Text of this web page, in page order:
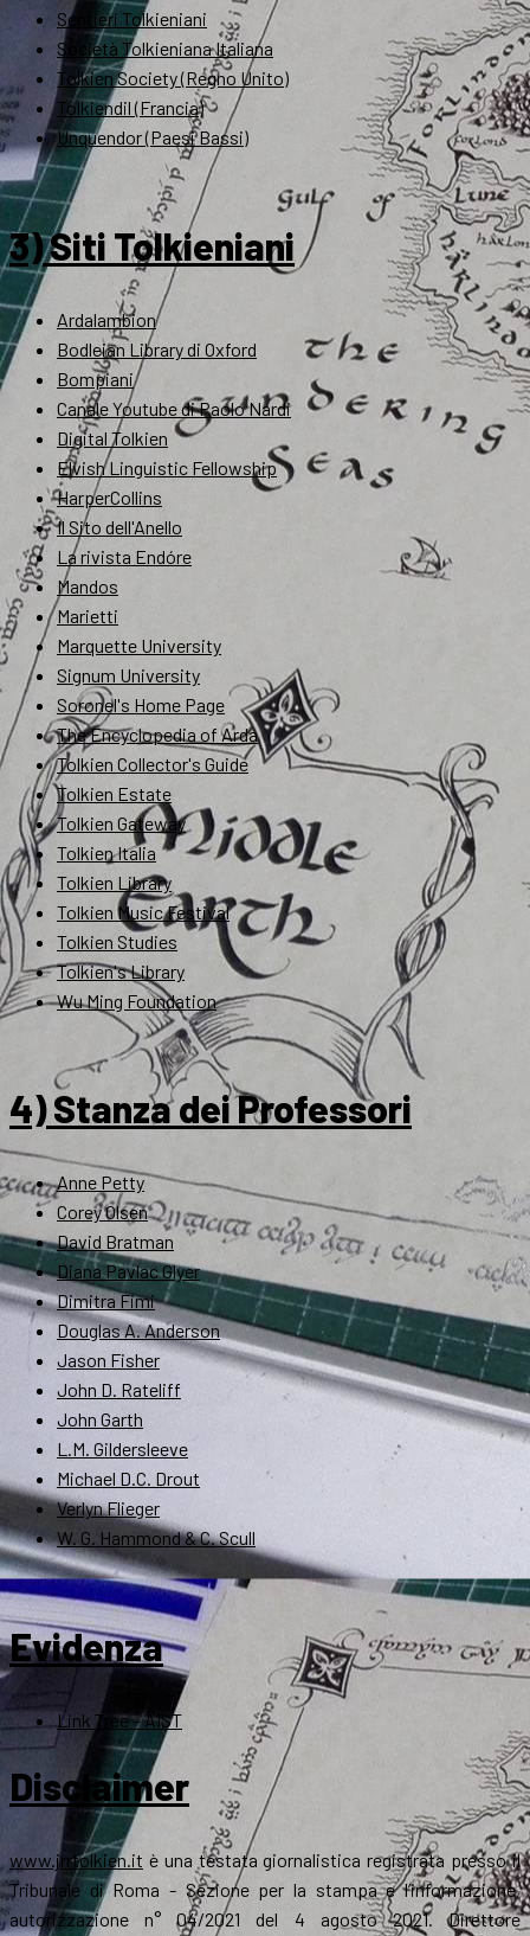
Sentieri Tolkieniani
Società Tolkieniana Italiana
Tolkien Society (Regno Unito)
Tolkiendil (Francia)
Unquendor (Paesi Bassi)
3) Siti Tolkieniani
Ardalambion
Bodleian Library di Oxford
Bompiani
Canale Youtube di Paolo Nardi
Digital Tolkien
Elvish Linguistic Fellowship
HarperCollins
Il Sito dell'Anello
La rivista Endóre
Mandos
Marietti
Marquette University
Signum University
Soronel's Home Page
The Encyclopedia of Arda
Tolkien Collector's Guide
Tolkien Estate
Tolkien Gateway
Tolkien Italia
Tolkien Library
Tolkien Music Festival
Tolkien Studies
Tolkien's Library
Wu Ming Foundation
4) Stanza dei Professori
Anne Petty
Corey Olsen
David Bratman
Diana Pavlac Glyer
Dimitra Fimi
Douglas A. Anderson
Jason Fisher
John D. Rateliff
John Garth
L.M. Gildersleeve
Michael D.C. Drout
Verlyn Flieger
W. G. Hammond & C. Scull
Evidenza
Link Tree – AIST
Disclaimer
www.jrrtolkien.it è una testata giornalistica registrata presso il
Tribunale di Roma - Sezione per la stampa e l’informazione,
autorizzazione n° 04/2021 del 4 agosto 2021. Direttore